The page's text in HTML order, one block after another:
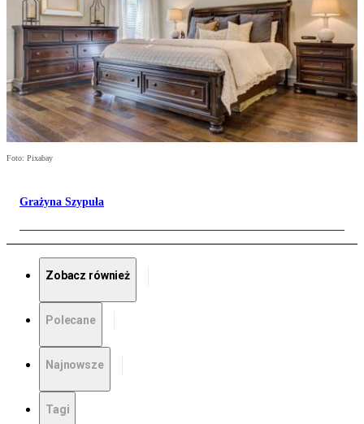
Foto: Pixabay
Grażyna Szypuła
Zobacz również
Polecane
Najnowsze
Tagi